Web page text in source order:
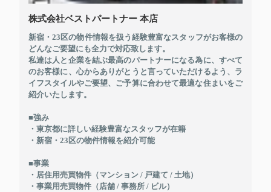
株式会社ベストパートナー 本店
新宿・23区の物件情報を扱う経験豊富なスタッフがお客様の
どんなご要望にも全力で対応致します。
私達は人と企業を結ぶ最高のパートナーになる為に、すべて
のお客様に、心からありがとうと言っていただけるよう、ラ
イフスタイルやご要望、ご予算に合わせて最適な住まいをご
紹介いたします。
■強み
・東京都に詳しい経験豊富なスタッフが在籍
・新宿・23区の物件情報を紹介可能
■事業
・居住用売買物件（マンション / 戸建て / 土地）
・事業用売買物件（店舗 / 事務所 / ビル）